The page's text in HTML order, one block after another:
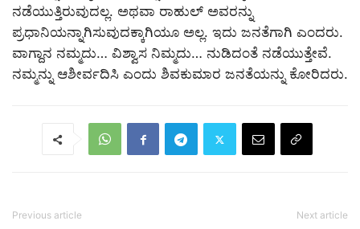
ನಡೆಯುತ್ತಿರುವುದಲ್ಲ. ಅಥವಾ ರಾಹುಲ್ ಅವರನ್ನು
ಪ್ರಧಾನಿಯನ್ನಾಗಿಸುವುದಕ್ಕಾಗಿಯೂ ಅಲ್ಲ. ಇದು ಜನತೆಗಾಗಿ ಎಂದರು.
ವಾಗ್ದಾನ ನಮ್ಮದು… ವಿಶ್ವಾಸ ನಿಮ್ಮದು… ನುಡಿದಂತೆ ನಡೆಯುತ್ತೇವೆ.
ನಮ್ಮನ್ನು ಆಶೀರ್ವದಿಸಿ ಎಂದು ಶಿವಕುಮಾರ ಜನತೆಯನ್ನು ಕೋರಿದರು.
Previous article Next article